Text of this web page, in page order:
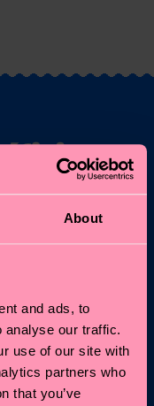
About
and ads, to
analyse our traffic.
use of our site with
partners who
that you’ve
?
Socks pour
des dernières
Inscription